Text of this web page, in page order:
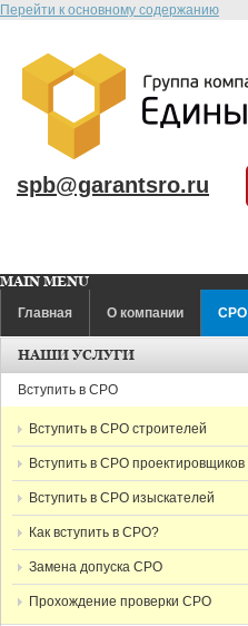
Перейти к основному содержанию
spb@garantsro.ru
MAIN MENU
Главная
О компании СРО
НАШИ УСЛУГИ
Вступить в СРО
Вступить в СРО строителей
Вступить в СРО проектировщиков
Вступить в СРО изыскателей
Как вступить в СРО?
Замена допуска СРО
Прохождение проверки СРО